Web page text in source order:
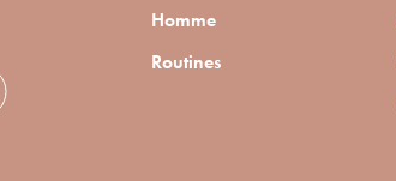
Homme
Routines